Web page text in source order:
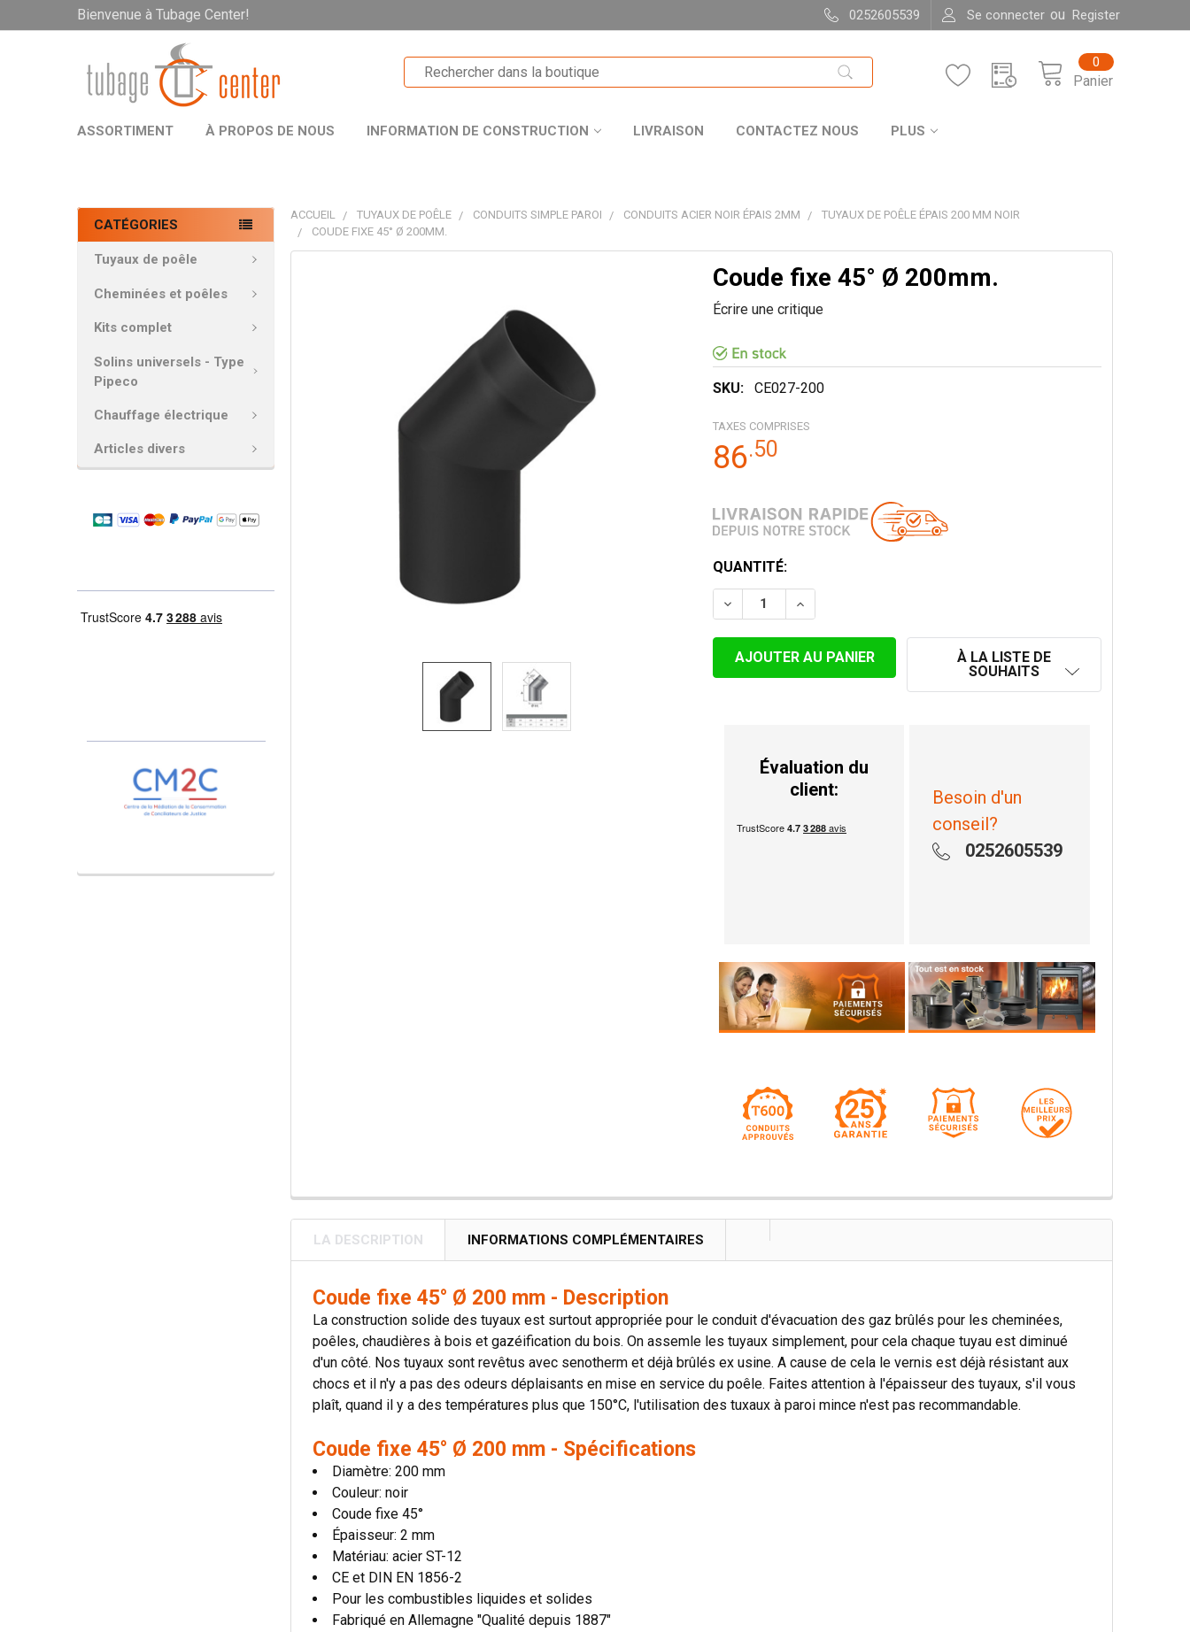
Bienvenue à Tubage Center! 0252605539 Se connecter ou Register
Panier
0
ASSORTIMENT À PROPOS DE NOUS INFORMATION DE CONSTRUCTION LIVRAISON CONTACTEZ NOUS PLUS
CATÉGORIES
Tuyaux de poêle
Cheminées et poêles
Kits complet
Solins universels - Type
Pipeco
Chauffage électrique
Articles divers
ACCUEIL TUYAUX DE POÊLE CONDUITS SIMPLE PAROI CONDUITS ACIER NOIR ÉPAIS 2MM
TUYAUX DE POÊLE ÉPAIS 200 MM NOIR
COUDE FIXE 45° Ø 200MM.
Coude fixe 45° Ø 200mm.
Écrire une critique
SKU: CE027-200
TAXES COMPRISES
86.50
STOCK
ACTUEL:
QUANTITÉ:
DIMINUER LA QUANTITÉ DE COUDE FIXE 45° Ø 200MM.
AUGMENTER LA QUANTITÉ DE COUDE FIXE 45° Ø 200MM.
À LA LISTE DE
SOUHAITS
Évaluation du
client:
Besoin d'un
conseil?
0252605539
LA DESCRIPTION INFORMATIONS COMPLÉMENTAIRES
Coude fixe 45° Ø 200 mm - Description
La construction solide des tuyaux est surtout appropriée pour le conduit d'évacuation des gaz brûlés pour les cheminées,
poêles, chaudières à bois et gazéification du bois. On assemle les tuyaux simplement, pour cela chaque tuyau est diminué
d'un côté. Nos tuyaux sont revêtus avec senotherm et déjà brûlés ex usine. A cause de cela le vernis est déjà résistant aux
chocs et il n'y a pas des odeurs déplaisants en mise en service du poêle. Faites attention à l'épaisseur des tuyaux, s'il vous
plaît, quand il y a des températures plus que 150°C, l'utilisation des tuxaux à paroi mince n'est pas recommandable.
Coude fixe 45° Ø 200 mm - Spécifications
Diamètre: 200 mm
Couleur: noir
Coude fixe 45°
Épaisseur: 2 mm
Matériau: acier ST-12
CE et DIN EN 1856-2
Pour les combustibles liquides et solides
Fabriqué en Allemagne "Qualité depuis 1887"